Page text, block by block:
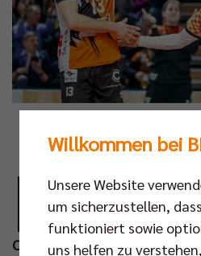
D as BR Volleys Team
Begegnung mit dem
in der "best of
Cheftrainer Cedric Enard
Willkommen bei
Unsere Website
um sicherzustellen,
funktioniert sowie
uns helfen zu